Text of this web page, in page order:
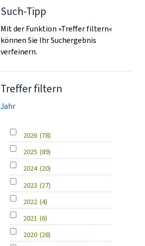
Such-Tipp
Mit der Funktion »Treffer filtern«
können Sie Ihr Suchergebnis
verfeinern.
Treffer filtern
Jahr
2026 (78)
2025 (89)
2024 (20)
2023 (27)
2022 (4)
2021 (6)
2020 (28)